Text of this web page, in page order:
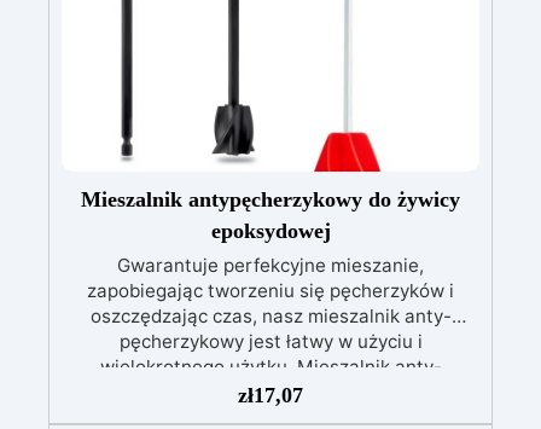
Mieszalnik antypęcherzykowy do żywicy
epoksydowej
Gwarantuje perfekcyjne mieszanie,
zapobiegając tworzeniu się pęcherzyków i
oszczędzając czas, nasz mieszalnik anty-
pęcherzykowy jest łatwy w użyciu i
wielokrotnego użytku. Mieszalnik anty-
pęcherzykowy do mieszania żywicy
epoksydowej to wysokiej jakości narzędzie,
zł17,07